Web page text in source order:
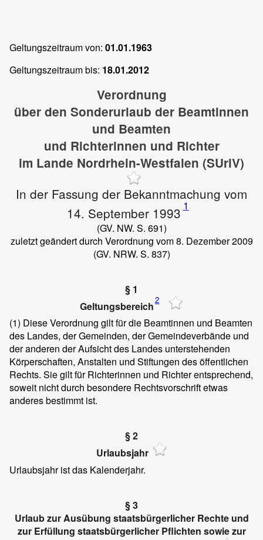
Geltungszeitraum von: 01.01.1963
Geltungszeitraum bis: 18.01.2012
Verordnung
über den Sonderurlaub der Beamtinnen
und Beamten
und Richterinnen und Richter
im Lande Nordrhein-Westfalen (SUrlV)
In der Fassung der Bekanntmachung vom
14. September 1993 1
(GV. NW. S. 691)
zuletzt geändert durch Verordnung vom 8. Dezember 2009
(GV. NRW. S. 837)
§ 1
Geltungsbereich2
(1) Diese Verordnung gilt für die Beamtinnen und Beamten
des Landes, der Gemeinden, der Gemeindeverbände und
der anderen der Aufsicht des Landes unterstehenden
Körperschaften, Anstalten und Stiftungen des öffentlichen
Rechts. Sie gilt für Richterinnen und Richter entsprechend,
soweit nicht durch besondere Rechtsvorschrift etwas
anderes bestimmt ist.
§ 2
Urlaubsjahr
Urlaubsjahr ist das Kalenderjahr.
§ 3
Urlaub zur Ausübung staatsbürgerlicher Rechte und
zur Erfüllung staatsbürgerlicher Pflichten sowie zur